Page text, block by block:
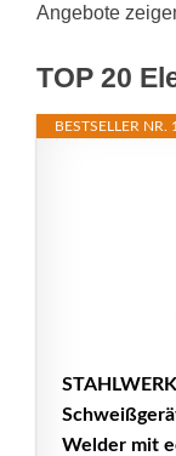
Angebote
TOP 20
BESTSELLER NR. 1
Welder mit